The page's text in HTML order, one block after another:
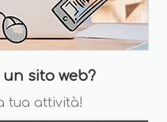
sito web?
tua attività!